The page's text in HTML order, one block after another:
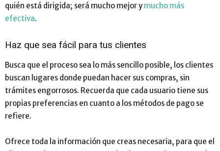
quién está dirigida; será mucho mejor y mucho más
efectiva.
Haz que sea fácil para tus clientes
Busca que el proceso sea lo más sencillo posible, los clientes
buscan lugares donde puedan hacer sus compras, sin
trámites engorrosos. Recuerda que cada usuario tiene sus
propias preferencias en cuanto a los métodos de pago se
refiere.
Ofrece toda la información que creas necesaria, para que el